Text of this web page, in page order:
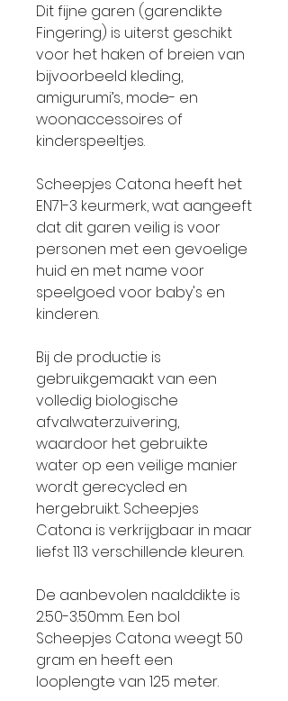
Dit fijne garen (garendikte
Fingering) is uiterst geschikt
voor het haken of breien van
bijvoorbeeld kleding,
amigurumi’s, mode- en
woonaccessoires of
kinderspeeltjes.
Scheepjes Catona heeft het
EN71-3 keurmerk, wat aangeeft
dat dit garen veilig is voor
personen met een gevoelige
huid en met name voor
speelgoed voor baby's en
kinderen.
Bij de productie is
gebruikgemaakt van een
volledig biologische
afvalwaterzuivering,
waardoor het gebruikte
water op een veilige manier
wordt gerecycled en
hergebruikt. Scheepjes
Catona is verkrijgbaar in maar
liefst 113 verschillende kleuren.
De aanbevolen naalddikte is
2.50-3.50mm. Een bol
Scheepjes Catona weegt 50
gram en heeft een
looplengte van 125 meter.